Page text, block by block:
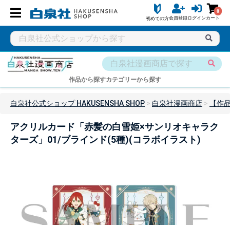
初めての方会員登録ログイン
0
カート
作品から探すカテゴリーから探す
白泉社公式ショップ HAKUSENSHA SHOP 白泉社漫画商店 【作
アクリルカード「赤髪の白雪姫×サンリオキャラク
ターズ」01/ブラインド(5種)(コラボイラスト)